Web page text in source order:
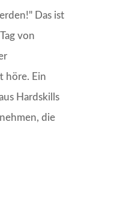
Das ist
von
höre. Ein
Hardskills
die